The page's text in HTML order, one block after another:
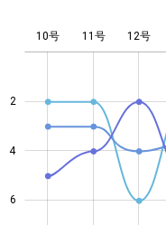
4
2
4
6
10号 11号 12号